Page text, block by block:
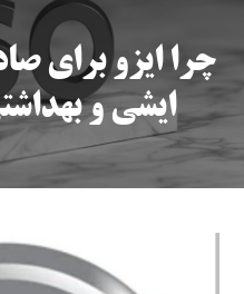
چرا ایزو برای
ایشی و